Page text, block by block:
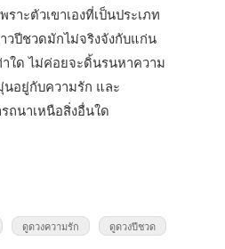
าะตัวเขาเองที่เป็นประเภท
วปีชวดมักไม่จริงจังกับแก่น
าใด ไม่ค่อยจะดิ้นรนหาความ
อยู่กับความรัก และ
ถนาเหนือสิ่งอื่นใด
ดูดวงความรัก ดูดวงปีชวด